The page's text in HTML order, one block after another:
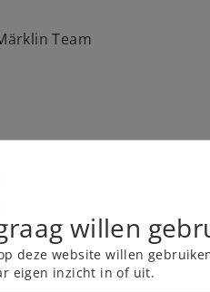
Team
willen
deze website willen
eigen inzicht in of uit.